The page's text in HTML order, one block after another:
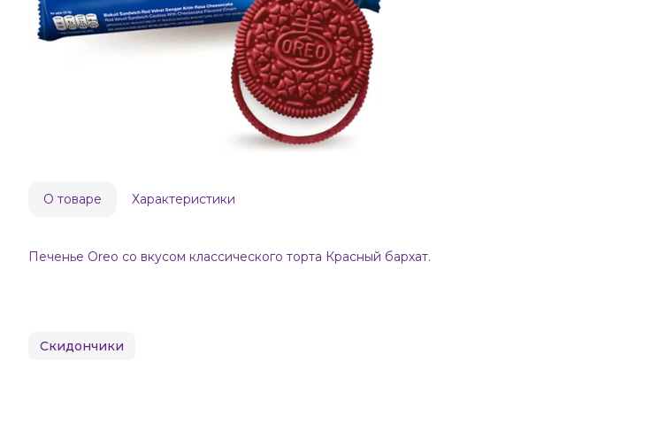
О товаре Характеристики
Печенье Oreo со вкусом классического торта Красный бархат.
Скидончики